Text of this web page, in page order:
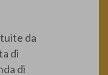
da
di
di